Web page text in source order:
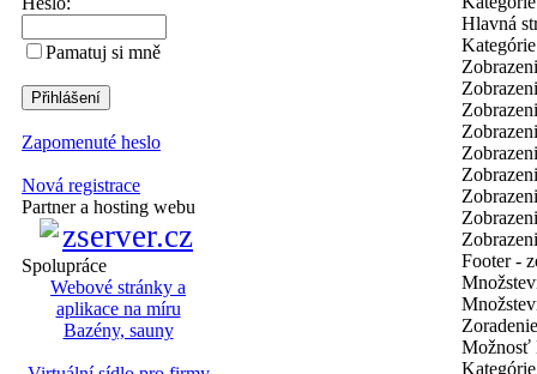
Pamatuj si mně
Zapomenuté heslo
Nová registrace
Partner a hosting webu
Spolupráce
Webové stránky a
aplikace na míru
Bazény, sauny
Hlavná
Footer -
Možnosť